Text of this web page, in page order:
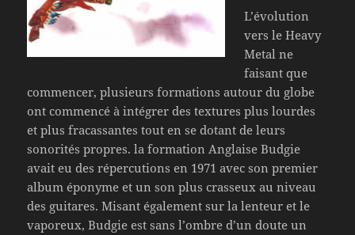
L’évolution
vers le Heavy
Metal ne
faisant que
commencer, plusieurs formations autour du globe
ont commencé à intégrer des textures plus lourdes
et plus fracassantes tout en se dotant de leurs
sonorités propres. la formation Anglaise Budgie
avait eu des répercutions en 1971 avec son premier
album éponyme et un son plus crasseux au niveau
des guitares. Misant également sur la lenteur et le
vaporeux, Budgie est sans l’ombre d’un doute un